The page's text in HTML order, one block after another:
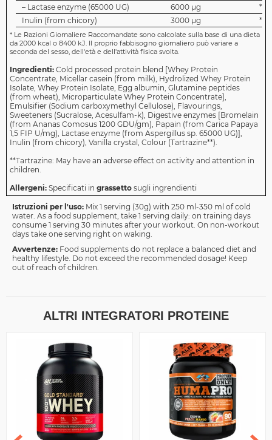
– Lactase enzyme (65000 UG)
6000 µg
*
Inulin (from chicory)
3000 µg *
* Le Razioni Giornaliere Raccomandate sono calcolate sulla base di una dieta
da 2000 kcal o 8400 kJ. Il proprio fabbisogno giornaliero può variare a
seconda del sesso, dell'età e dell'attività fisica svolta.
Ingredienti: Cold processed protein blend [Whey Protein
Concentrate, Micellar casein (from milk), Hydrolized Whey Protein
Isolate, Whey Protein Isolate, Egg albumin, Glutamine peptides
(from wheat), Microparticulate Whey Protein Concentrate],
Emulsifier (Sodium carboxymethyl Cellulose), Flavourings,
Sweeteners (Sucralose, Acesulfam-k), Digestive enzymes [Bromelain
(from Ananas Comosus 1200 GDU/gm), Papain (from Carica Papaya
1,5 FIP U/mg), Lactase enzyme (from Aspergillus sp. 65000 UG)],
Inulin (from chicory), Vanilla crystal, Colour (Tartrazine**).
**Tartrazine: May have an adverse effect on activity and attention in
children.
Allergeni: Specificati in grassetto sugli ingrendienti
Istruzioni per l'uso: Mix 1 serving (30g) with 250 ml-350 ml of cold
water. As a food supplement, take 1 serving daily: on training days
consume 1 serving 30 minutes after your workout. On non-workout
days take one serving right on waking.
Avvertenze: Food supplements do not replace a balanced diet and
healthy lifestyle. Do not exceed the recommended dosage! Keep
out of reach of children.
ALTRI INTEGRATORI PROTEINE